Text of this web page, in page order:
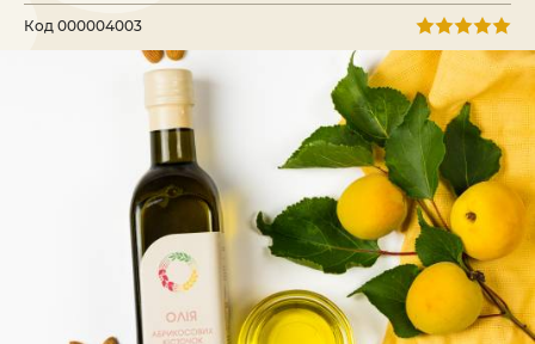
Код 000004003